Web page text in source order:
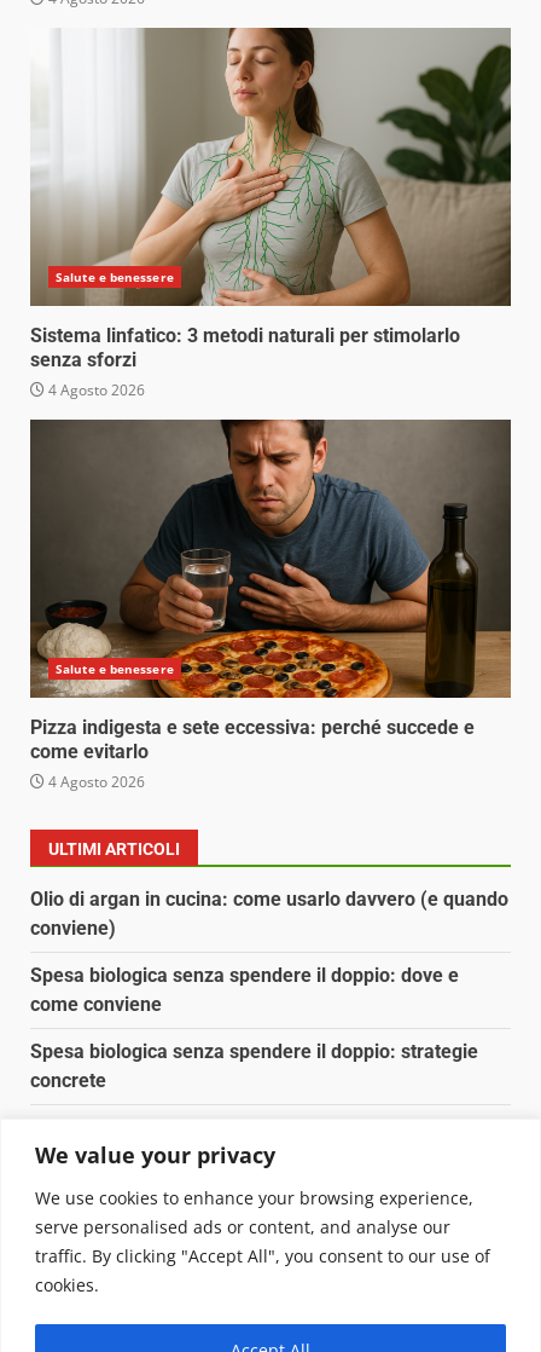
We value your privacy
We use cookies to enhance your browsing experience,
serve personalised ads or content, and analyse our
traffic. By clicking "Accept All", you consent to our use of
cookies.
Salute e benessere
Sistema linfatico: 3 metodi naturali per stimolarlo
senza sforzi
4 Agosto 2026
Salute e benessere
Pizza indigesta e sete eccessiva: perché succede e
come evitarlo
4 Agosto 2026
ULTIMI ARTICOLI
Olio di argan in cucina: come usarlo davvero (e quando
conviene)
Spesa biologica senza spendere il doppio: dove e
come conviene
Spesa biologica senza spendere il doppio: strategie
concrete
Pulizia naturale della casa: 3 ingredienti che
sostituiscono 10 prodotti chimici
Copyright © 2025 Biopianeta.it proprietà di Jws Media
Questo blog non è una testata giornalistica, in quanto